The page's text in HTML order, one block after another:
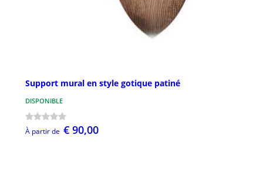
Support mural en style gotique patiné
DISPONIBLE
À partir de € 90,00